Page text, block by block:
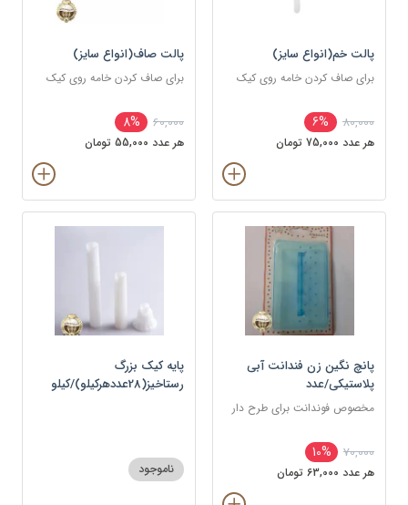
پالت خم(انواع سایز)
برای صاف کردن خامه روی کیک
80,000
6%
هر عدد 75,000 تومان
پالت صاف(انواع سایز)
برای صاف کردن خامه روی کیک
60,000
8%
هر عدد 55,000 تومان
پانچ نگین زن فندانت آبی
پلاستیکی/عدد
مخصوص فوندانت برای طرح دار
70,000
10%
هر عدد 63,000 تومان
پایه کیک بزرگ
رستاخیز(28عددهرکیلو)/کیلو
ناموجود